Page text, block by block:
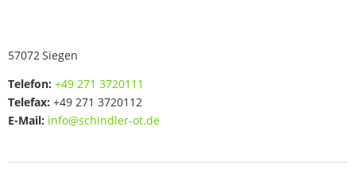
57072Siegen
Telefon: +49 271 3720111
Telefax: +49 271 3720112
E-Mail: info@schindler-ot.de